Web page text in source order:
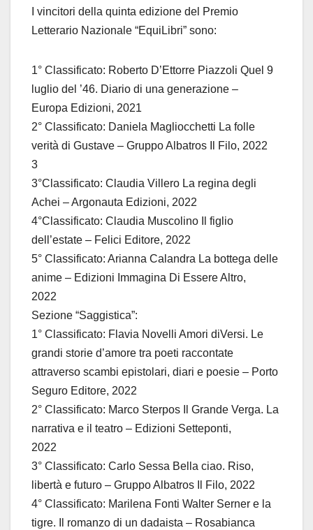
I vincitori della quinta edizione del Premio
Letterario Nazionale “EquiLibri” sono:
1° Classificato: Roberto D’Ettorre Piazzoli Quel 9
luglio del ’46. Diario di una generazione –
Europa Edizioni, 2021
2° Classificato: Daniela Magliocchetti La folle
verità di Gustave – Gruppo Albatros Il Filo, 2022
3
3°Classificato: Claudia Villero La regina degli
Achei – Argonauta Edizioni, 2022
4°Classificato: Claudia Muscolino Il figlio
dell’estate – Felici Editore, 2022
5° Classificato: Arianna Calandra La bottega delle
anime – Edizioni Immagina Di Essere Altro,
2022
Sezione “Saggistica”:
1° Classificato: Flavia Novelli Amori diVersi. Le
grandi storie d’amore tra poeti raccontate
attraverso scambi epistolari, diari e poesie – Porto
Seguro Editore, 2022
2° Classificato: Marco Sterpos Il Grande Verga. La
narrativa e il teatro – Edizioni Setteponti,
2022
3° Classificato: Carlo Sessa Bella ciao. Riso,
libertà e futuro – Gruppo Albatros Il Filo, 2022
4° Classificato: Marilena Fonti Walter Serner e la
tigre. Il romanzo di un dadaista – Rosabianca